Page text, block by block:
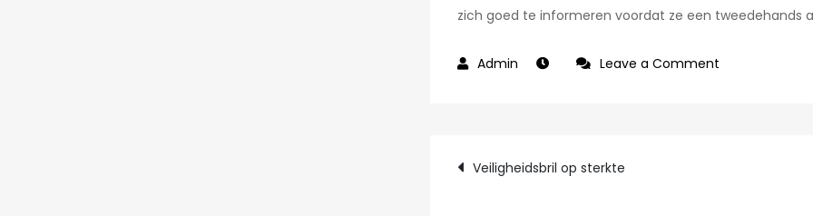
zich goed te informeren voordat ze een tweedehands
Leave a Comment
Post
Veiligheidsbril op sterkte